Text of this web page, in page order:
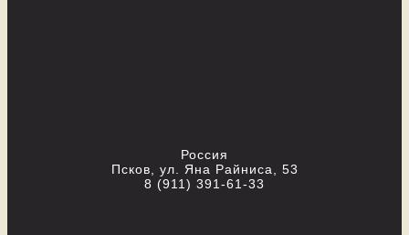
Россия
Псков, ул. Яна Райниса, 53
8 (911) 391-61-33